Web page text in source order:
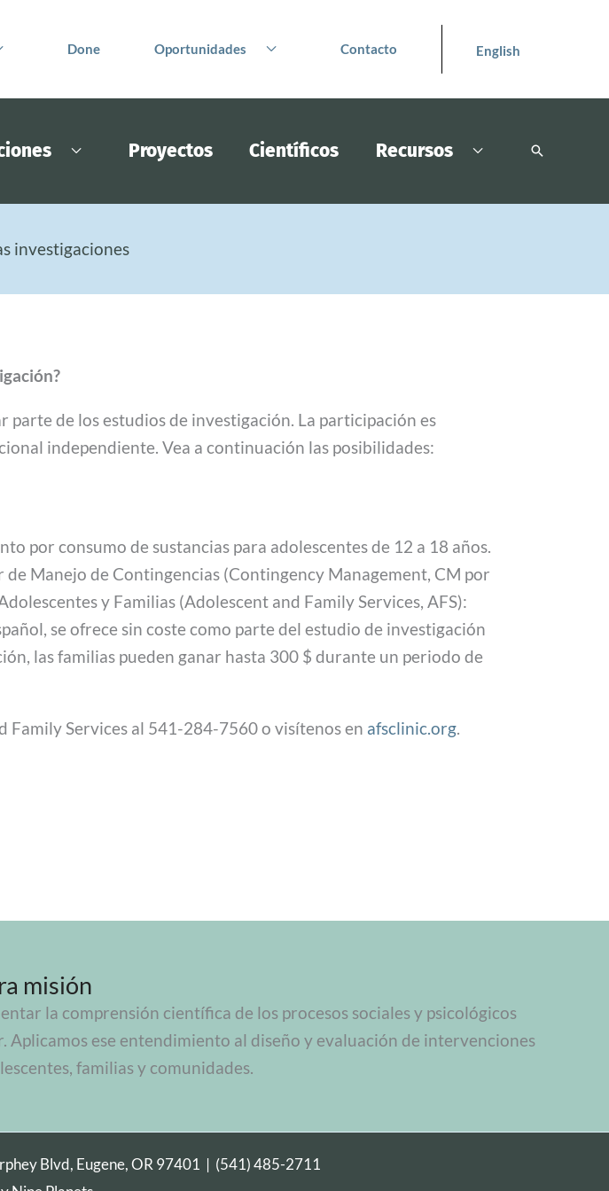
Done Oportunidades Contacto English
Proyectos Científicos Recursos Buscar
investigaciones
parte de los estudios de investigación. La participación es
independiente. Vea a continuación las posibilidades:
por consumo de sustancias para adolescentes de 12 a 18 años.
Manejo de Contingencias (Contingency Management, CM por
y Familias (Adolescent and Family Services, AFS):
se ofrece sin coste como parte del estudio de investigación
las familias pueden ganar hasta 300 $ durante un periodo de
Family Services al 541-284-7560 o visítenos en afsclinic.org.
misión
la comprensión científica de los procesos sociales y psicológicos
ese entendimiento al diseño y evaluación de intervenciones
familias y comunidades.
Blvd, Eugene, OR 97401 | (541) 485-2711